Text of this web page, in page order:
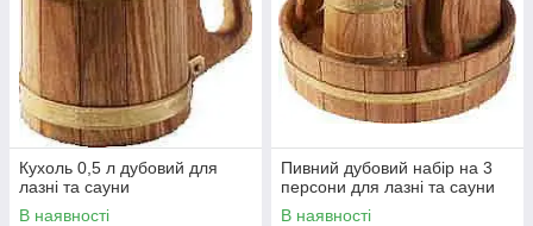
Кухоль 0,5 л дубовий для
лазні та сауни
В наявності
Пивний дубовий набір на 3
персони для лазні та сауни
В наявності